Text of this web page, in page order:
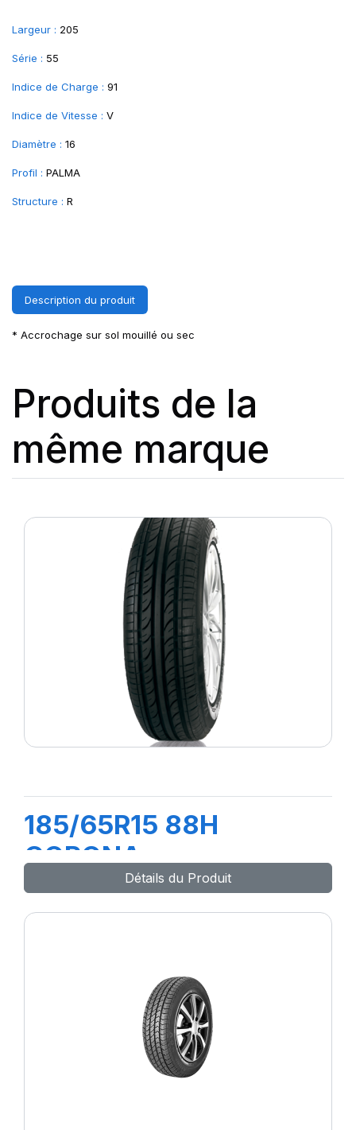
Largeur : 205
Série : 55
Indice de Charge : 91
Indice de Vitesse : V
Diamètre : 16
Profil : PALMA
Structure : R
Description du produit
* Accrochage sur sol mouillé ou sec
Produits de la
même marque
185/65R15 88H
CORONA
Détails du Produit